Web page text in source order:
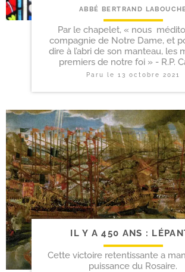
ABBÉ BERTRAND
Par le chapelet, « nous
compagnie de Notre Dame, et
dire à l’abri de son manteau, les
premiers de notre foi » - R.P.
Paru le 13 octobre 2021
IL Y A 450 ANS :
Cette victoire retentissante a
puissance du Rosaire.